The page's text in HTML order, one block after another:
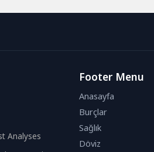
Analyses
Footer Menu
Anasayfa
Burçlar
Sağlık
Döviz